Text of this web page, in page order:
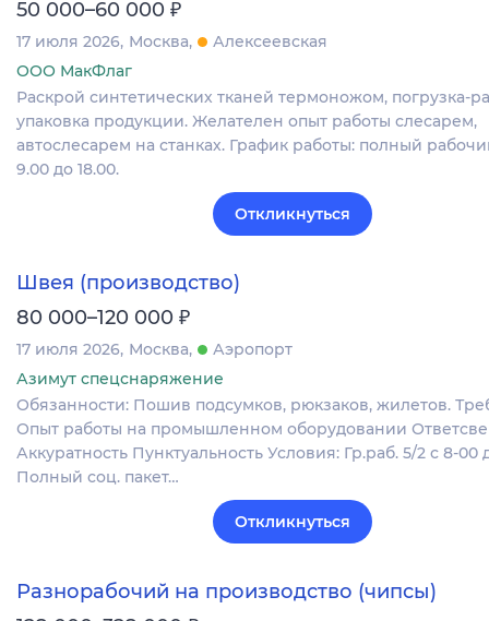
50 000–60 000 ₽
17 июля 2026 Москва
Алексеевская
ООО МакФлаг
Раскрой синтетических тканей термоножом, погрузка-
упаковка продукции. Желателен опыт работы слесарем,
автослесарем на станках. График работы: полный
9.00 до 18.00.
Откликнуться
Швея (производство)
80 000–120 000 ₽
17 июля 2026 Москва
Аэропорт
Азимут спецснаряжение
Обязанности: Пошив подсумков, рюкзаков, жилетов.
Опыт работы на промышленном оборудовании
Аккуратность Пунктуальность Условия: Гр.раб. 5/2 с 8-00
Полный соц. пакет…
Откликнуться
Разнорабочий на производство (чипсы)